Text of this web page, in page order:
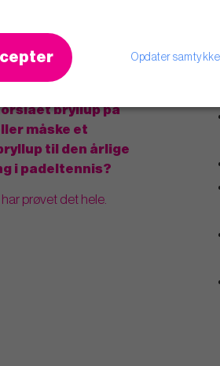
med til flere
eller lignende.
bryllup på
måske et
til den årlige
i padeltennis?
prøvet det hele.
Opdater samtykke